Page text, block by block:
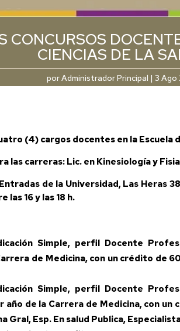
CONCURSOS
CIENCIAS DE LA
porAdministrador Principal | 3 Ago
(4) cargos docentes en la Escuela
las carreras: Lic. en Kinesiología y
de la Universidad, Las Heras
16 y las 18 h.
Simple, perfil Docente
de Medicina, con un crédito de
Simple, perfil Docente
año de la Carrera de Medicina, con
Esp. En salud Publica,